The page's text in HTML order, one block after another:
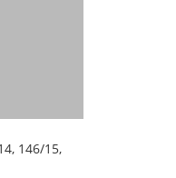
146/15,